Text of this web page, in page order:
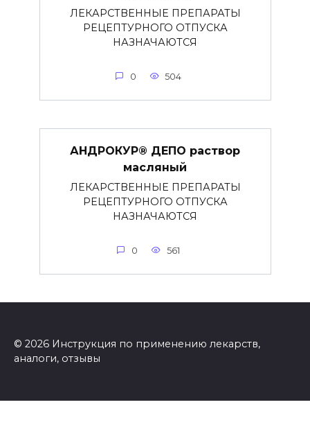
ЛЕКАРСТВЕННЫЕ ПРЕПАРАТЫ
РЕЦЕПТУРНОГО ОТПУСКА
НАЗНАЧАЮТСЯ
0 504
АНДРОКУР® ДЕПО раствор
масляный
ЛЕКАРСТВЕННЫЕ ПРЕПАРАТЫ
РЕЦЕПТУРНОГО ОТПУСКА
НАЗНАЧАЮТСЯ
0 561
© 2026 Инструкция по применению лекарств,
аналоги, отзывы